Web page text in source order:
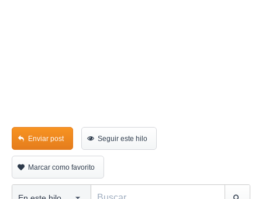
Enviar post Seguir este hilo
Marcar como favorito